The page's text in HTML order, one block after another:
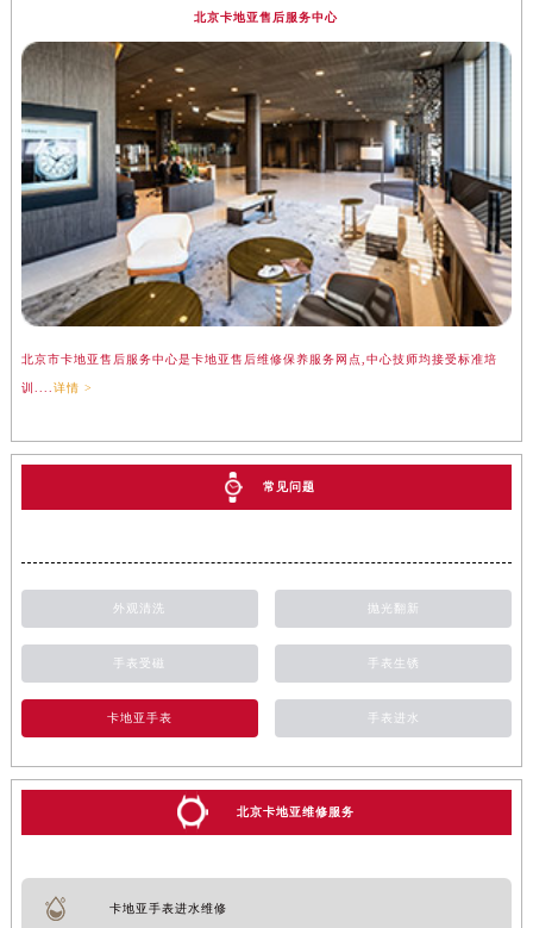
北京卡地亚售后服务中心
北京市卡地亚售后服务中心是卡地亚售后维修保养服务网点,中心技师均接受标准培
训.... 详情 >
常见问题
外观清洗 抛光翻新
手表受磁 手表生锈
卡地亚手表 手表进水
北京卡地亚维修服务
卡地亚手表进水维修